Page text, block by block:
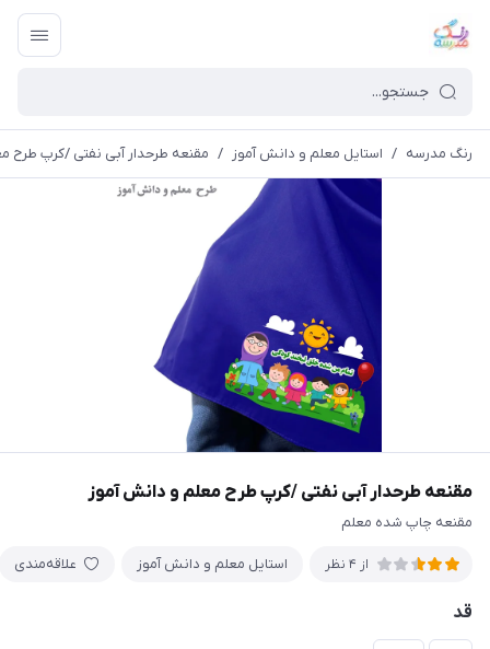
رنگ مدرسه / استایل معلم و دانش آموز / مقنعه طرحدار آبی نفتی /کرپ طرح
مقنعه طرحدار آبی نفتی /کرپ طرح معلم و دانش آموز
مقنعه چاپ شده معلم
از 4 نظر استایل معلم و دانش آموز علاقه‌مندی
قد